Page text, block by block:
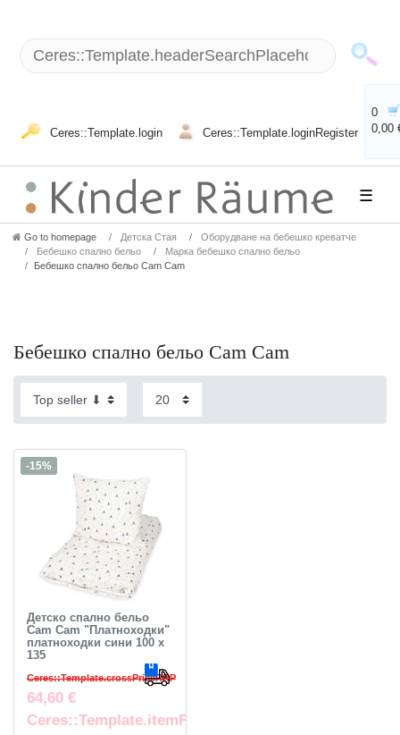
Ceres::Template.login Ceres::Template.loginRegister
0
0,00
☰
Go to homepage Детска Стая
Оборудване на бебешко креватче
Бебешко спално бельо
Марка бебешко спално бельо
Бебешко спално бельо Cam Cam
Бебешко спално бельо Cam Cam
-15%
Детско спално бельо
Cam Cam "Платноходки"
платноходки сини 100 x
135
Ceres::Template.crossPriceRRP
64,60 €
Ceres::Template.itemFootnote